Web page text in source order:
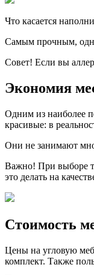
Что касается
Самым прочным,
Совет! Если вы
Экономия
Одним из наиболее
красивые: в
Они не занимают
Важно! При выборе
это делать на
Стоимость
Цены на угловую
комплект. Также